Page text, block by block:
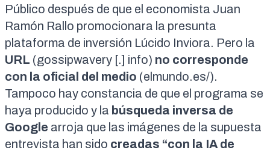
Público después de que el economista Juan
Ramón Rallo promocionara la presunta
plataforma de inversión Lúcido Inviora. Pero la
URL (gossipwavery [.] info) no corresponde
con la oficial del medio (elmundo.es/).
Tampoco hay constancia de que el programa se
haya producido y la búsqueda inversa de
Google arroja que las imágenes de la supuesta
entrevista han sido creadas “con la IA de